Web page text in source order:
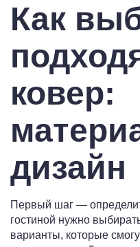
Как
ковер:
дизайн
Первый шаг —
гостиной нужно
варианты, которые